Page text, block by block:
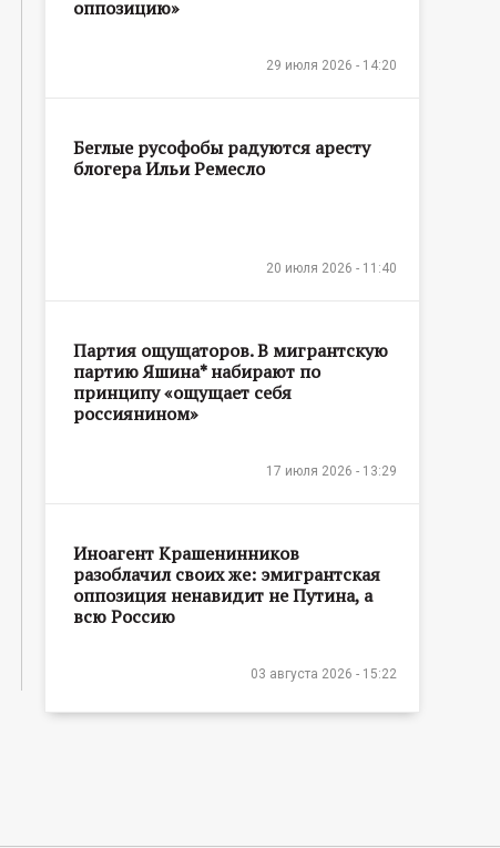
оппозицию»
29 июля 2026 - 14:20
Беглые русофобы радуются аресту
блогера Ильи Ремесло
20 июля 2026 - 11:40
Партия ощущаторов. В мигрантскую
партию Яшина* набирают по
принципу «ощущает себя
россиянином»
17 июля 2026 - 13:29
Иноагент Крашенинников
разоблачил своих же: эмигрантская
оппозиция ненавидит не Путина, а
всю Россию
03 августа 2026 - 15:22